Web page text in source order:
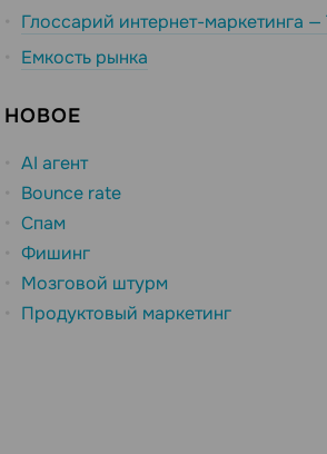
Глоссарий интернет-маркетинга
Емкость рынка
НОВОЕ
AI агент
Bounce rate
Спам
Фишинг
Мозговой штурм
Продуктовый маркетинг